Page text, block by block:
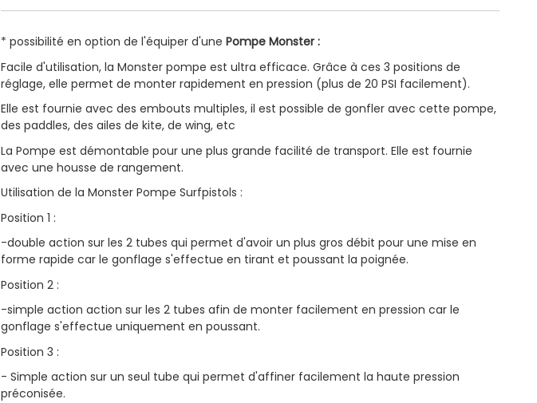
* possibilité en option de l'équiper d'une Pompe Monster :
Facile d'utilisation, la Monster pompe est ultra efficace. Grâce à ces 3 positions de
réglage, elle permet de monter rapidement en pression (plus de 20 PSI facilement).
Elle est fournie avec des embouts multiples, il est possible de gonfler avec cette pompe,
des paddles, des ailes de kite, de wing, etc
La Pompe est démontable pour une plus grande facilité de transport. Elle est fournie
avec une housse de rangement.
Utilisation de la Monster Pompe Surfpistols :
Position 1 :
-double action sur les 2 tubes qui permet d'avoir un plus gros débit pour une mise en
forme rapide car le gonflage s'effectue en tirant et poussant la poignée.
Position 2 :
-simple action action sur les 2 tubes afin de monter facilement en pression car le
gonflage s'effectue uniquement en poussant.
Position 3 :
- Simple action sur un seul tube qui permet d'affiner facilement la haute pression
préconisée.